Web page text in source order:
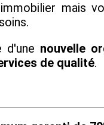
mais
d'une nouvelle
de qualité.